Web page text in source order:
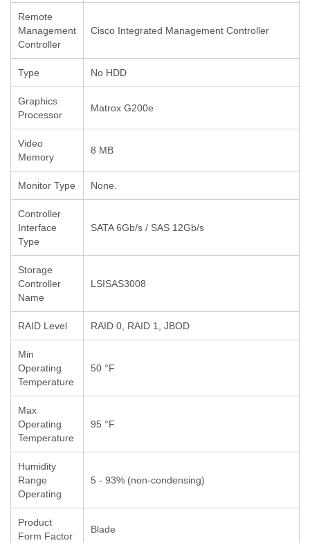
Remote
Management
Controller
Cisco Integrated Management Controller
Type No HDD
Graphics
Processor
Matrox G200e
Video
Memory
8 MB
Monitor Type None.
Controller
Interface
Type
SATA 6Gb/s / SAS 12Gb/s
Storage
Controller
Name
LSISAS3008
RAID Level RAID 0, RAID 1, JBOD
Min
Operating
Temperature
50 °F
Max
Operating
Temperature
95 °F
Humidity
Range
Operating
5 - 93% (non-condensing)
Product
Form Factor
Blade